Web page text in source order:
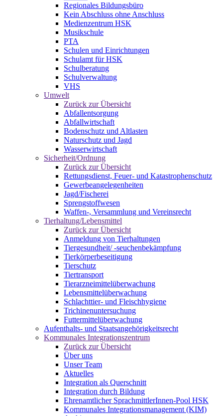
Regionales Bildungsbüro
Kein Abschluss ohne Anschluss
Medienzentrum HSK
Musikschule
PTA
Schulen und Einrichtungen
Schulamt für HSK
Schulberatung
Schulverwaltung
VHS
Umwelt
Zurück zur Übersicht
Abfallentsorgung
Abfallwirtschaft
Bodenschutz und Altlasten
Naturschutz und Jagd
Wasserwirtschaft
Sicherheit/Ordnung
Zurück zur Übersicht
Rettungsdienst, Feuer- und Katastrophenschutz
Gewerbeangelegenheiten
Jagd/Fischerei
Sprengstoffwesen
Waffen-, Versammlung und Vereinsrecht
Tierhaltung/Lebensmittel
Zurück zur Übersicht
Anmeldung von Tierhaltungen
Tiergesundheit/ -seuchenbekämpfung
Tierkörperbeseitigung
Tierschutz
Tiertransport
Tierarzneimittelüberwachung
Lebensmittelüberwachung
Schlachttier- und Fleischhygiene
Trichinenuntersuchung
Futtermittelüberwachung
Aufenthalts- und Staatsangehörigkeitsrecht
Kommunales Integrationszentrum
Zurück zur Übersicht
Über uns
Unser Team
Aktuelles
Integration als Querschnitt
Integration durch Bildung
Ehrenamtlicher SprachmittlerInnen-Pool HSK
Kommunales Integrationsmanagement (KIM)